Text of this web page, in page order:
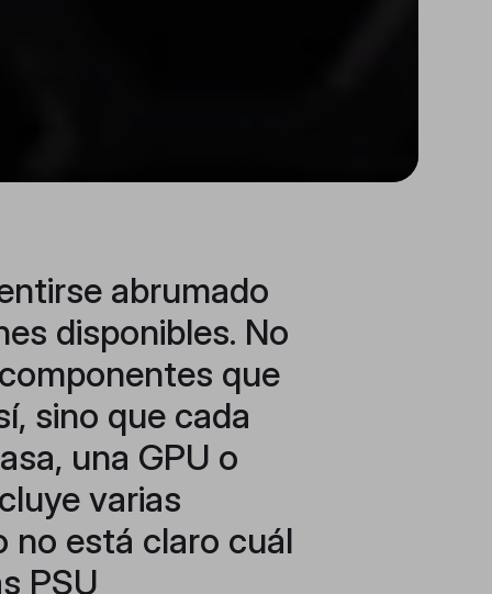
abrumado
disponibles. No
que
sino que cada
una GPU o
varias
no está claro cuál
PSU